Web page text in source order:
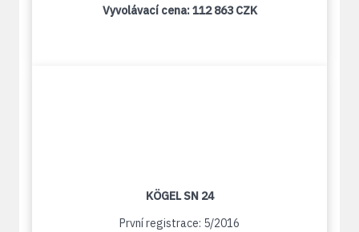
Vyvolávací cena:112 863 CZK
KÖGEL SN 24
První registrace: 5/2016